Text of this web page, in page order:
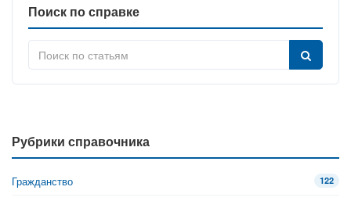
Поиск по справке
Рубрики справочника
Гражданство 122